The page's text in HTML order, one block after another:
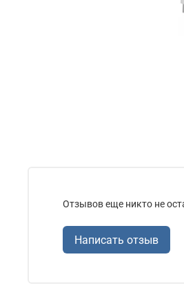
Отзывов еще никто не
Написать отзыв